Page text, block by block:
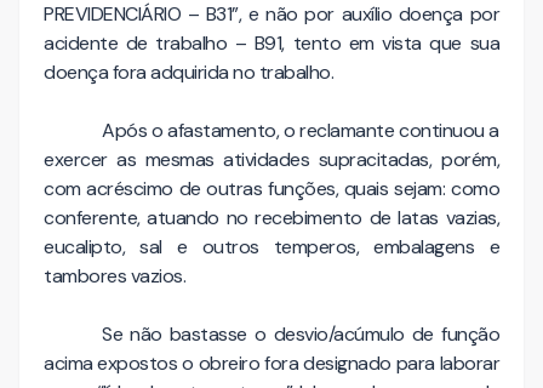
PREVIDENCIÁRIO – B31”, e não por auxílio doença por
acidente de trabalho – B91, tento em vista que sua
doença fora adquirida no trabalho.
Após o afastamento, o reclamante continuou a
exercer as mesmas atividades supracitadas, porém,
com acréscimo de outras funções, quais sejam: como
conferente, atuando no recebimento de latas vazias,
eucalipto, sal e outros temperos, embalagens e
tambores vazios.
Se não bastasse o desvio/acúmulo de função
acima expostos o obreiro fora designado para laborar